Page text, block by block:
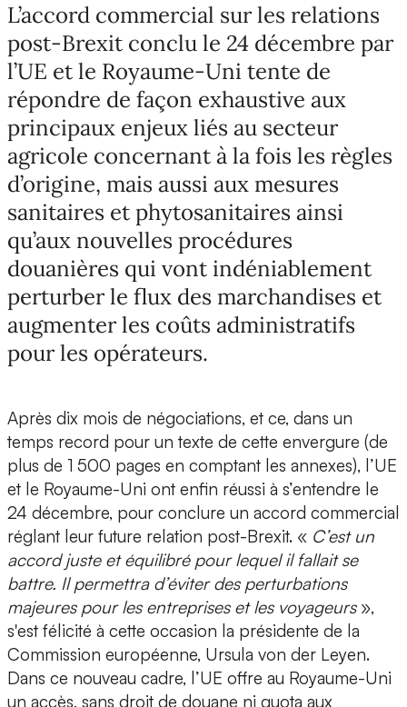
L’accord commercial sur les relations
post-Brexit conclu le 24 décembre par
l’UE et le Royaume-Uni tente de
répondre de façon exhaustive aux
principaux enjeux liés au secteur
agricole concernant à la fois les règles
d’origine, mais aussi aux mesures
sanitaires et phytosanitaires ainsi
qu’aux nouvelles procédures
douanières qui vont indéniablement
perturber le flux des marchandises et
augmenter les coûts administratifs
pour les opérateurs.
Après dix mois de négociations, et ce, dans un
temps record pour un texte de cette envergure (de
plus de 1 500 pages en comptant les annexes), l’UE
et le Royaume-Uni ont enfin réussi à s’entendre le
24 décembre, pour conclure un accord commercial
réglant leur future relation post-Brexit. « C’est un
accord juste et équilibré pour lequel il fallait se
battre. Il permettra d’éviter des perturbations
majeures pour les entreprises et les voyageurs»,
s'est félicité à cette occasion la présidente de la
Commission européenne, Ursula von der Leyen.
Dans ce nouveau cadre, l’UE offre au Royaume-Uni
un accès, sans droit de douane ni quota aux